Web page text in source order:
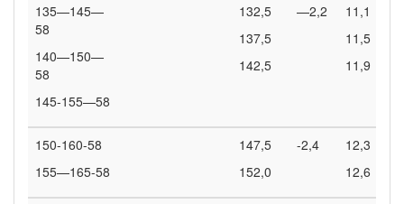
135—145—
58
140—150—
58
145-155—58
132,5
137,5
142,5
—2,2
11,1
11,5
11,9
150-160-58
155—165-58
147,5
152,0
-2,4
12,3
12,6